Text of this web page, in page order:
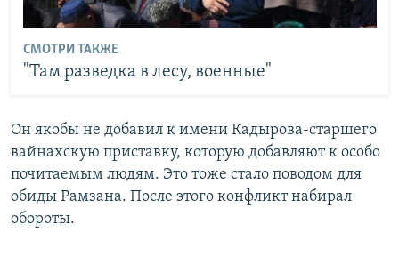
СМОТРИ ТАКЖЕ
"Там разведка в лесу, военные"
Он якобы не добавил к имени Кадырова-старшего
вайнахскую приставку, которую добавляют к особо
почитаемым людям. Это тоже стало поводом для
обиды Рамзана. После этого конфликт набирал
обороты.